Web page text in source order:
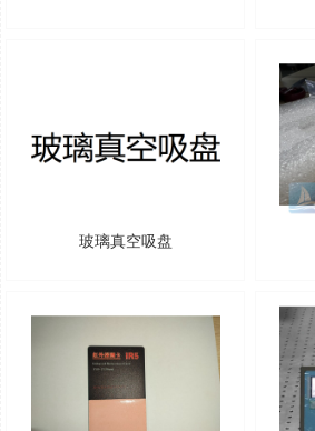
玻璃真空吸盘